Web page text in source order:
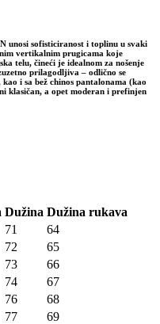
unosi sofisticiranost i toplinu u svaki
vertikalnim prugicama koje
telu, čineći je idealnom za nošenje
prilagodljiva – odlično se
i sa bež chinos pantalonama (kao
klasičan, a opet moderan i prefinjen
Dužina Dužina rukava
71
64
72
65
73
66
74
67
76
68
77 69